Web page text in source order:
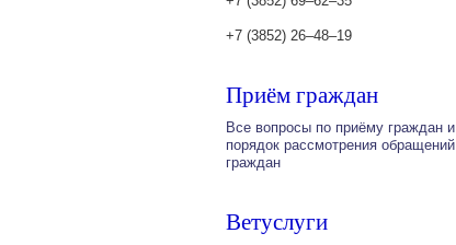
+7 (3852) 26‒48‒19
Приём граждан
Все вопросы по приёму граждан и
порядок рассмотрения обращений
граждан
Ветуслуги